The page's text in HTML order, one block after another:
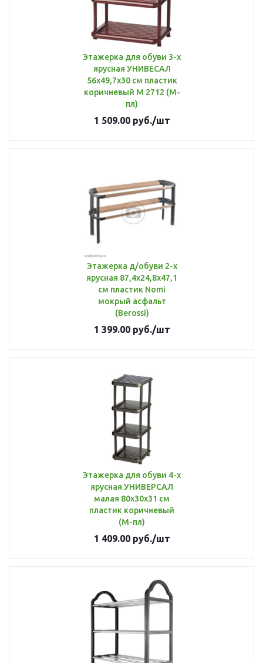
Этажерка для обуви 3-х
ярусная УНИВЕСАЛ
56х49,7х30 см пластик
коричневый М 2712 (М-
пл)
1 509.00руб./шт
Этажерка д/обуви 2-х
ярусная 87,4х24,8х47,1
см пластик Nomi
мокрый асфальт
(Berossi)
1 399.00руб./шт
Этажерка для обуви 4-х
ярусная УНИВЕРСАЛ
малая 80х30х31 см
пластик коричневый
(М-пл)
1 409.00руб./шт